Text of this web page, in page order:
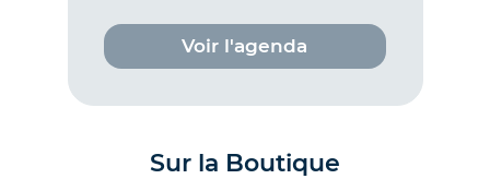
Voir l'agenda
Sur la Boutique